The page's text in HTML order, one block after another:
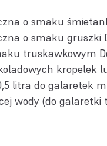
o smaku
o smaku gruszki
truskawkowym
kropelek
litra do galaretek
wody (do galaretki